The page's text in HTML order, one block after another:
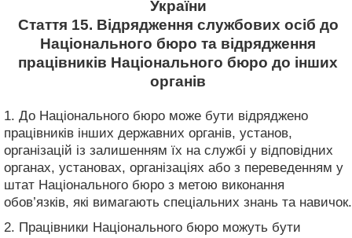
України
Стаття 15. Відрядження службових осіб до
Національного бюро та відрядження
працівників Національного бюро до інших
органів
1. До Національного бюро може бути відряджено
працівників інших державних органів, установ,
організацій із залишенням їх на службі у відповідних
органах, установах, організаціях або з переведенням у
штат Національного бюро з метою виконання
обов’язків, які вимагають спеціальних знань та навичок.
2. Працівники Національного бюро можуть бути